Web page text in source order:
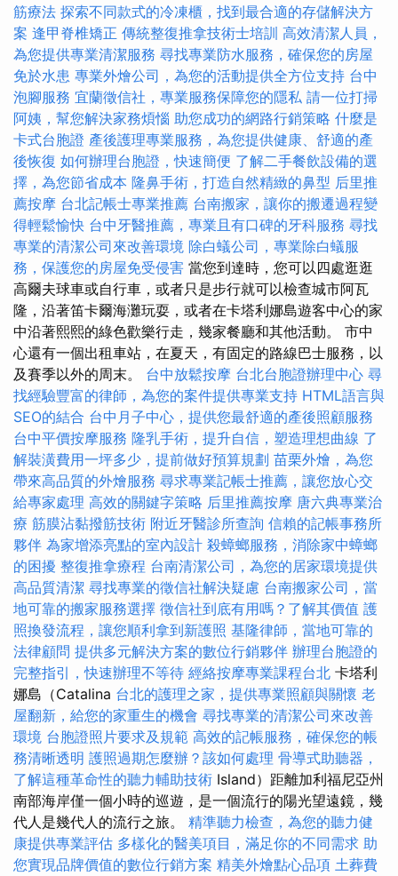
筋療法 探索不同款式的冷凍櫃，找到最合適的存儲解決方
案 逢甲脊椎矯正 傳統整復推拿技術士培訓 高效清潔人員，
為您提供專業清潔服務 尋找專業防水服務，確保您的房屋
免於水患 專業外燴公司，為您的活動提供全方位支持 台中
泡腳服務 宜蘭徵信社，專業服務保障您的隱私 請一位打掃
阿姨，幫您解決家務煩惱 助您成功的網路行銷策略 什麼是
卡式台胞證 產後護理專業服務，為您提供健康、舒適的產
後恢復 如何辦理台胞證，快速簡便 了解二手餐飲設備的選
擇，為您節省成本 隆鼻手術，打造自然精緻的鼻型 后里推
薦按摩 台北記帳士專業推薦 台南搬家，讓你的搬遷過程變
得輕鬆愉快 台中牙醫推薦，專業且有口碑的牙科服務 尋找
專業的清潔公司來改善環境 除白蟻公司，專業除白蟻服
務，保護您的房屋免受侵害 當您到達時，您可以四處逛逛
高爾夫球車或自行車，或者只是步行就可以檢查城市阿瓦
隆，沿著笛卡爾海灘玩耍，或者在卡塔利娜島遊客中心的家
中沿著熙熙的綠色歡樂行走，幾家餐廳和其他活動。 市中
心還有一個出租車站，在夏天，有固定的路線巴士服務，以
及賽季以外的周末。 台中放鬆按摩 台北台胞證辦理中心 尋
找經驗豐富的律師，為您的案件提供專業支持 HTML語言與
SEO的結合 台中月子中心，提供您最舒適的產後照顧服務
台中平價按摩服務 隆乳手術，提升自信，塑造理想曲線 了
解裝潢費用一坪多少，提前做好預算規劃 苗栗外燴，為您
帶來高品質的外燴服務 尋求專業記帳士推薦，讓您放心交
給專家處理 高效的關鍵字策略 后里推薦按摩 唐六典專業治
療 筋膜沾黏撥筋技術 附近牙醫診所查詢 信賴的記帳事務所
夥伴 為家增添亮點的室內設計 殺蟑螂服務，消除家中蟑螂
的困擾 整復推拿療程 台南清潔公司，為您的居家環境提供
高品質清潔 尋找專業的徵信社解決疑慮 台南搬家公司，當
地可靠的搬家服務選擇 徵信社到底有用嗎？了解其價值 護
照換發流程，讓您順利拿到新護照 基隆律師，當地可靠的
法律顧問 提供多元解決方案的數位行銷夥伴 辦理台胞證的
完整指引，快速辦理不等待 經絡按摩專業課程台北 卡塔利
娜島（Catalina 台北的護理之家，提供專業照顧與關懷 老
屋翻新，給您的家重生的機會 尋找專業的清潔公司來改善
環境 台胞證照片要求及規範 高效的記帳服務，確保您的帳
務清晰透明 護照過期怎麼辦？該如何處理 骨導式助聽器，
了解這種革命性的聽力輔助技術 Island）距離加利福尼亞州
南部海岸僅一個小時的巡遊，是一個流行的陽光望遠鏡，幾
代人是幾代人的流行之旅。 精準聽力檢查，為您的聽力健
康提供專業評估 多樣化的醫美項目，滿足你的不同需求 助
您實現品牌價值的數位行銷方案 精美外燴點心品項 土葬費